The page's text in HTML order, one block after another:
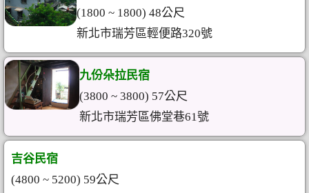
(1800 ~ 1800) 48公尺
新北市瑞芳區輕便路320號
九份朵拉民宿
(3800 ~ 3800) 57公尺
新北市瑞芳區佛堂巷61號
吉谷民宿
(4800 ~ 5200) 59公尺